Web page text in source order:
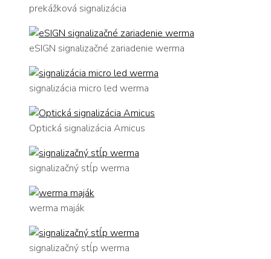
prekážková signalizácia
eSIGN signalizačné zariadenie werma
signalizácia micro led werma
Optická signalizácia Amicus
signalizačný stĺp werma
werma maják
signalizačný stĺp werma